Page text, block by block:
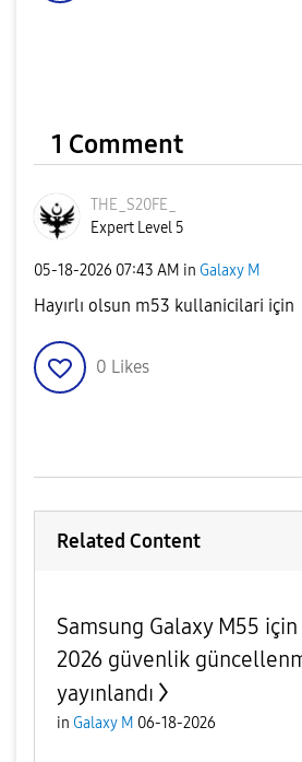
1 Comment
THE_S20FE_
Expert Level 5
‎05-18-2026 07:43 AM in Galaxy M
Hayırlı olsun m53 kullanicilari için
0 Likes
Related Content
Samsung Galaxy M55
2026 güvenlik
yayınlandı
in Galaxy M 06-18-2026